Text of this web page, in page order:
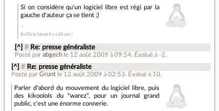
Si on considère qu'un logiciel libre est régi par la
gauche d'auteur ça se tient ;)
BeOS le faisait il y a 20 ans !
[^] # Re: presse généraliste
Posté par abgech le 12 août 2009 à 09:54. Évalué à -2.
[^] # Re: presse généraliste
Posté parGrunt le 12 août 2009 à 02:53. Évalué à 10.
Parler d'abord du mouvement du logiciel libre, puis
des kikoolols du "warez", pour un journal grand
public,c'est une énorme connerie.